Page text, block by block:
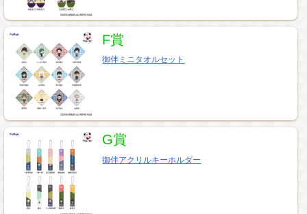
F賞
御伴ミニタオルセット
G賞
御伴アクリルキーホルダー